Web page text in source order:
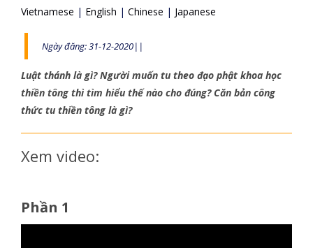
Vietnamese | English | Chinese | Japanese
Ngày đăng: 31-12-2020||
Luật thánh là gì? Người muốn tu theo đạo phật khoa học
thiền tông thì tìm hiểu thế nào cho đúng? Căn bản công
thức tu thiền tông là gì?
Xem video:
Phần 1